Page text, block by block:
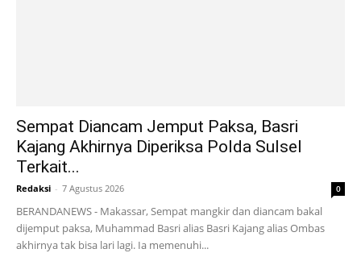
Sempat Diancam Jemput Paksa, Basri
Kajang Akhirnya Diperiksa Polda Sulsel
Terkait...
Redaksi - 7 Agustus 2026 0
BERANDANEWS - Makassar, Sempat mangkir dan diancam bakal
dijemput paksa, Muhammad Basri alias Basri Kajang alias Ombas
akhirnya tak bisa lari lagi. Ia memenuhi...